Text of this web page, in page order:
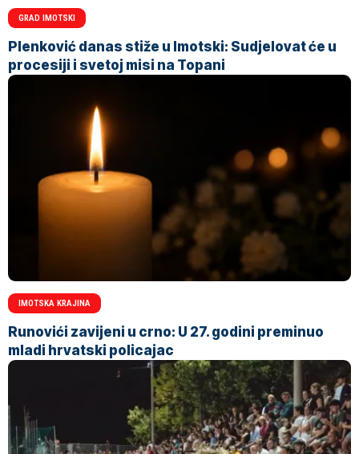
GRAD IMOTSKI
Plenković danas stiže u Imotski: Sudjelovat će u
procesiji i svetoj misi na Topani
IMOTSKA KRAJINA
Runovići zavijeni u crno: U 27. godini preminuo
mladi hrvatski policajac